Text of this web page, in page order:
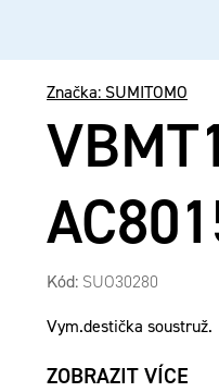
Značka: SUMITOMO
Kód: SUO30280
Vym.destička soustruž.
ZOBRAZIT VÍCE